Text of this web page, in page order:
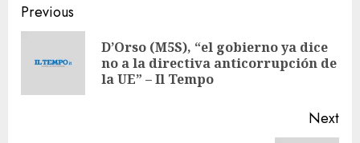
Previous
D’Orso (M5S), “el gobierno ya dice
no a la directiva anticorrupción de
la UE” – Il Tempo
Next